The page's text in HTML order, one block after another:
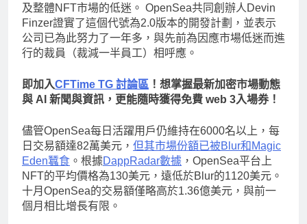
及整體NFT市場的低迷。 OpenSea共同創辦人Devin
Finzer證實了這個代號為2.0版本的開發計劃，並表示
公司已為此努力了一年多，與先前為因應市場低迷而進
行的裁員（裁減一半員工）相呼應。
即加入CFTime TG 討論區 ！想掌握最新加密市場動態
與 AI 新聞與資訊，更能隨時獲得免費 web 3入場券！
儘管OpenSea每日活躍用戶仍維持在6000名以上，每
日交易額達82萬美元， 但其市場份額已被Blur和Magic
Eden蠶食 。根據DappRadar數據 ，OpenSea平台上
NFT的平均價格為130美元，遠低於Blur的1120美元。
十月OpenSea的交易額僅略高於1.36億美元，與前一
個月相比增長有限。